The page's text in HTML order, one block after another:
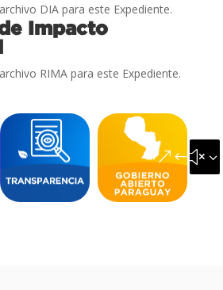
DIA para este Expediente.
Impacto
RIMA para este Expediente.